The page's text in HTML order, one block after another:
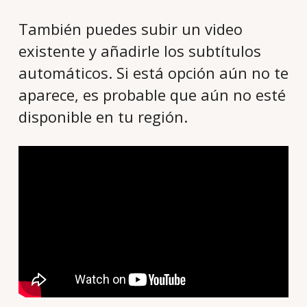
También puedes subir un video
existente y añadirle los subtítulos
automáticos. Si está opción aún no te
aparece, es probable que aún no esté
disponible en tu región.